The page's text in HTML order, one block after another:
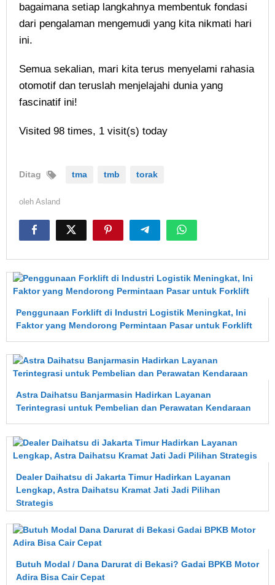
bagaimana setiap langkahnya membentuk fondasi
dari pengalaman mengemudi yang kita nikmati hari
ini.
Semua sekalian, mari kita terus menyelami rahasia
otomotif dan teruslah menjelajahi dunia yang
fascinatif ini!
Visited 98 times, 1 visit(s) today
Ditag tma tmb torak
oleh Asland
Penggunaan Forklift di Industri Logistik Meningkat, Ini
Faktor yang Mendorong Permintaan Pasar untuk Forklift
Astra Daihatsu Banjarmasin Hadirkan Layanan
Terintegrasi untuk Pembelian dan Perawatan Kendaraan
Dealer Daihatsu di Jakarta Timur Hadirkan Layanan
Lengkap, Astra Daihatsu Kramat Jati Jadi Pilihan
Strategis
Butuh Modal / Dana Darurat di Bekasi? Gadai BPKB Motor
Adira Bisa Cair Cepat